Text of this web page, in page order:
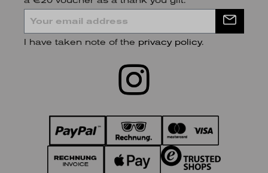
I have taken note of the privacy policy.